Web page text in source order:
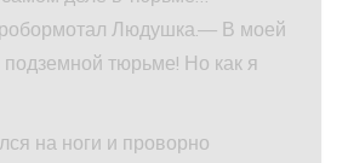
Людушка.— В моей
тюрьме! Но как я
на ноги и проворно